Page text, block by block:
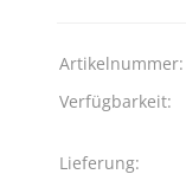
Artikelnummer:
Verfügbarkeit:
Lieferung: